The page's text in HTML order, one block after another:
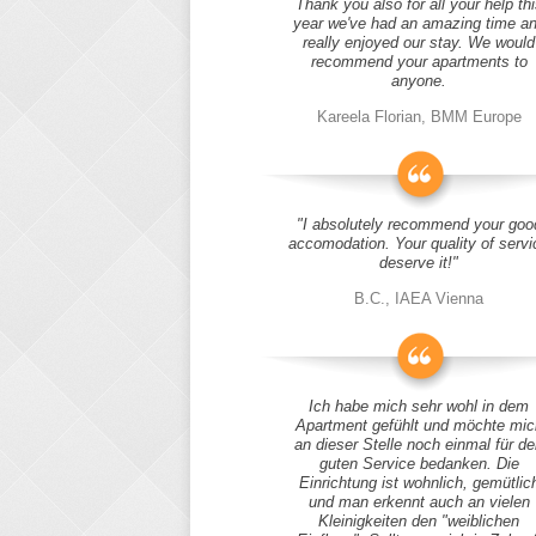
Thank you also for all your help
year we've had an amazing time
really enjoyed our stay. We would
recommend your apartments to
anyone.
Kareela Florian, BMM Europe
"I absolutely recommend your
accomodation. Your quality of
deserve it!"
B.C., IAEA Vienna
Ich habe mich sehr wohl in dem
Apartment gefühlt und möchte
an dieser Stelle noch einmal für
guten Service bedanken. Die
Einrichtung ist wohnlich,
und man erkennt auch an vielen
Kleinigkeiten den "weiblichen